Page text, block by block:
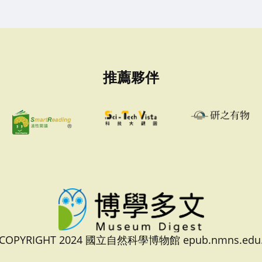
推薦夥伴
2024 國立自然科學博物館